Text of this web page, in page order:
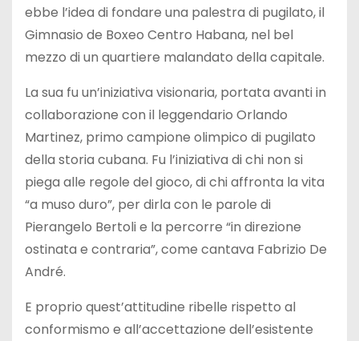
ebbe l’idea di fondare una palestra di pugilato, il
Gimnasio de Boxeo Centro Habana, nel bel
mezzo di un quartiere malandato della capitale.
La sua fu un’iniziativa visionaria, portata avanti in
collaborazione con il leggendario Orlando
Martinez, primo campione olimpico di pugilato
della storia cubana. Fu l’iniziativa di chi non si
piega alle regole del gioco, di chi affronta la vita
“a muso duro”, per dirla con le parole di
Pierangelo Bertoli e la percorre “in direzione
ostinata e contraria”, come cantava Fabrizio De
André.
E proprio quest’attitudine ribelle rispetto al
conformismo e all’accettazione dell’esistente